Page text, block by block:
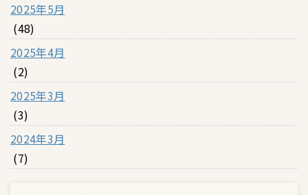
2025年5月
(48)
2025年4月
(2)
2025年3月
(3)
2024年3月
(7)